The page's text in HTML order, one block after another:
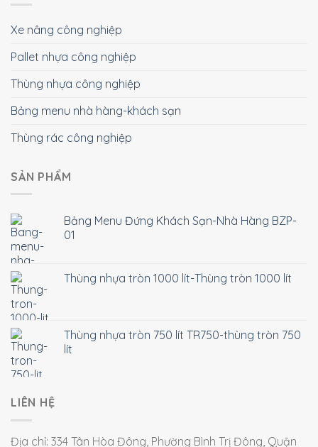
Xe nâng công nghiệp
Pallet nhựa công nghiệp
Thùng nhựa công nghiệp
Bảng menu nhà hàng-khách sạn
Thùng rác công nghiệp
SẢN PHẨM
Bảng Menu Đứng Khách Sạn-Nhà Hàng BZP-
01
Thùng nhựa tròn 1000 lít-Thùng tròn 1000 lít
Thùng nhựa tròn 750 lít TR750-thùng tròn 750
lít
LIÊN HỆ
Địa chỉ: 334 Tân Hòa Đông, Phường Bình Trị Đông, Quận